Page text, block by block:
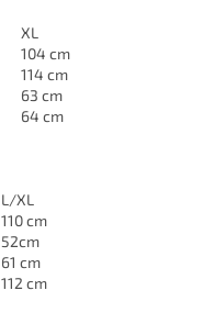
XL
104 cm
114 cm
63 cm
64 cm
L/XL
110 cm
52cm
61 cm
112 cm